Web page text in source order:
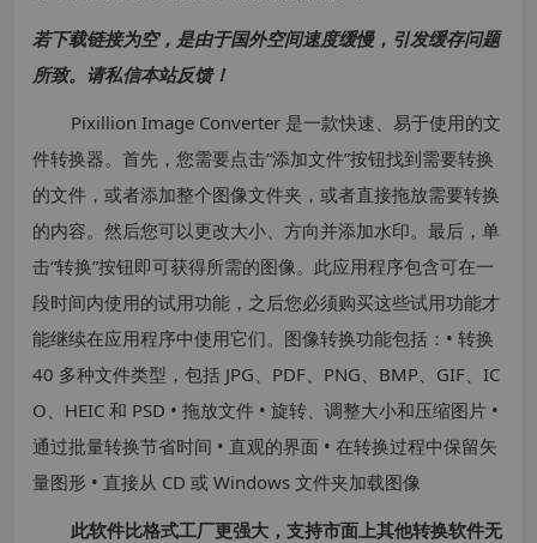
若下载链接为空，是由于国外空间速度缓慢，引发缓存问题
所致。请私信本站反馈！
Pixillion Image Converter 是一款快速、易于使用的文
件转换器。首先，您需要点击“添加文件”按钮找到需要转换
的文件，或者添加整个图像文件夹，或者直接拖放需要转换
的内容。然后您可以更改大小、方向并添加水印。最后，单
击“转换”按钮即可获得所需的图像。此应用程序包含可在一
段时间内使用的试用功能，之后您必须购买这些试用功能才
能继续在应用程序中使用它们。图像转换功能包括：• 转换
40 多种文件类型，包括 JPG、PDF、PNG、BMP、GIF、IC
O、HEIC 和 PSD • 拖放文件 • 旋转、调整大小和压缩图片 •
通过批量转换节省时间 • 直观的界面 • 在转换过程中保留矢
量图形 • 直接从 CD 或 Windows 文件夹加载图像
此软件比格式工厂更强大，支持市面上其他转换软件无